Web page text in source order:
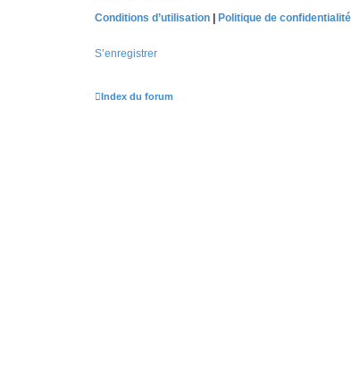
Conditions d’utilisation
Politique de confidentialité
S’enregistrer
Index du forum